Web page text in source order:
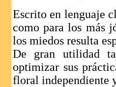
Escrito en lenguaje
como para los más
los miedos resulta
De gran utilidad
optimizar sus
floral independiente